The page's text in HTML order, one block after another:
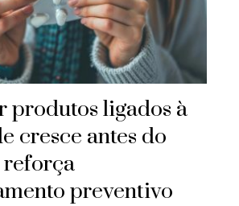
produtos ligados à
cresce antes do
reforça
preventivo